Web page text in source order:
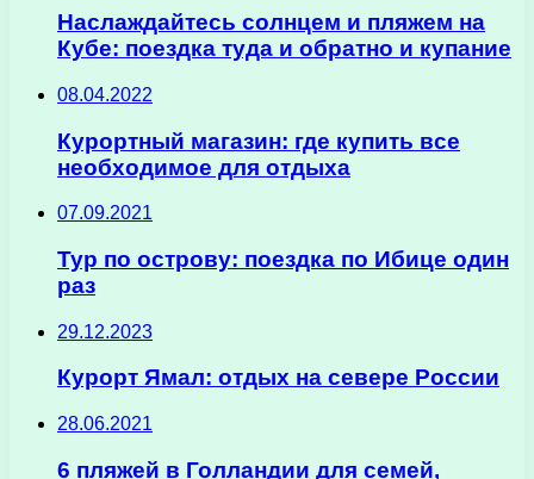
Наслаждайтесь солнцем и пляжем на
Кубе: поездка туда и обратно и купание
08.04.2022
Курортный магазин: где купить все
необходимое для отдыха
07.09.2021
Тур по острову: поездка по Ибице один
раз
29.12.2023
Курорт Ямал: отдых на севере России
28.06.2021
6 пляжей в Голландии для семей,